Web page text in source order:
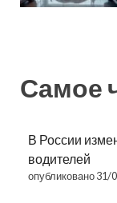
Самое
В России
водителей
опубликовано 31/